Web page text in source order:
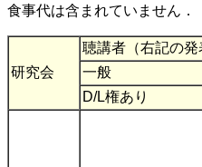
食事代は含まれていません．
研究会
聴講者（右記の発
一般
D/L権あり